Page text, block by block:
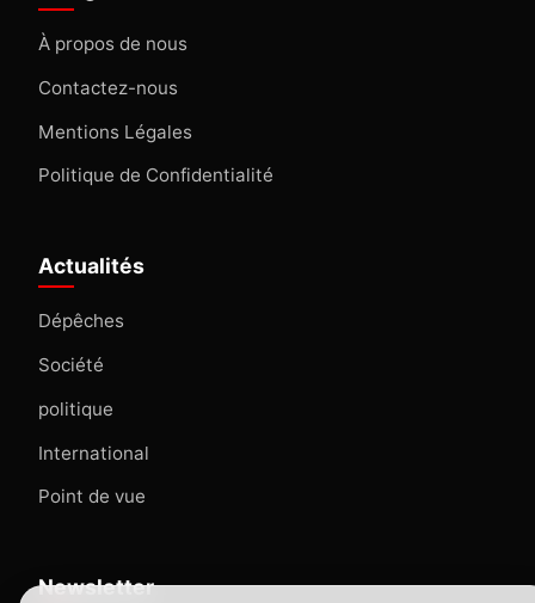
À propos de nous
Contactez-nous
Mentions Légales
Politique de Confidentialité
Actualités
Dépêches
Société
politique
International
Point de vue
Newsletter